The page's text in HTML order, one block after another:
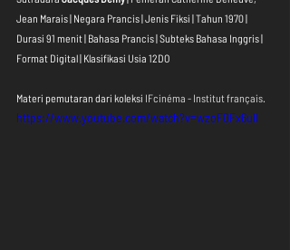
Jean Marais | Negara Prancis | Jenis Fiksi | Tahun 1970 |
Durasi 91 menit | Bahasa Prancis | Subteks Bahasa Inggris |
Format Digital | Klasifikasi Usia 12DO
Materi pemutaran dari koleksi IFcinéma - Institut français.
https://www.youtube.com/watch?v=wzoF0Fx6ulI